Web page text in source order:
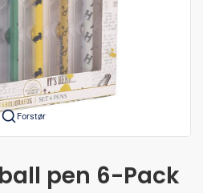
Forstør
pen 6-Pack